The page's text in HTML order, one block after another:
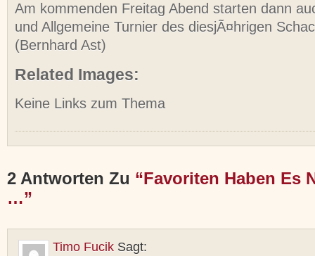
Am kommenden Freitag Abend starten dann
und Allgemeine Turnier des diesjÃ¤hrigen
(Bernhard Ast)
Related Images:
Keine Links zum Thema
2 Antworten Zu “Favoriten Haben Es
…”
Timo Fucik Sagt: